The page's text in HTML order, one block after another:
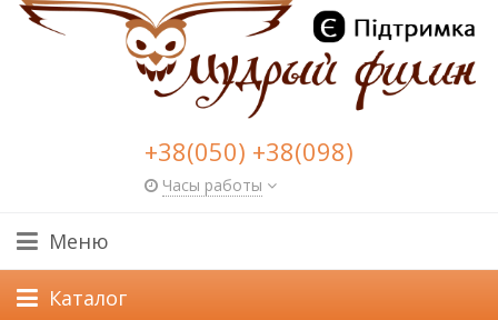
+38(050) +38(098)
Часы работы
Меню
Каталог